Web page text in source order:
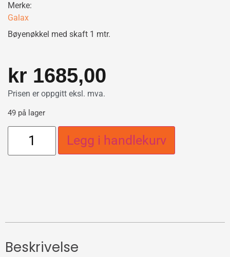
Merke:
Galax
Bøyenøkkel med skaft 1 mtr.
kr 1685,00
Prisen er oppgitt eksl. mva.
49 på lager
Legg i handlekurv
Beskrivelse